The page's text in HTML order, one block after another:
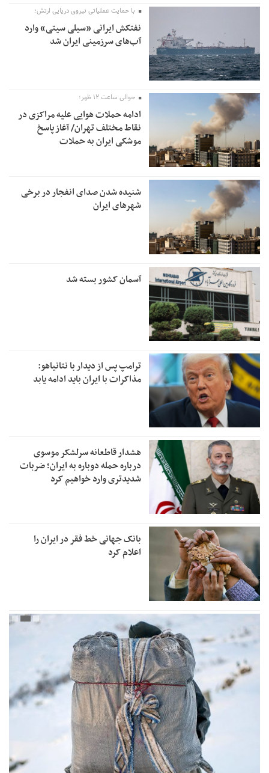
با حمایت عملیاتی نیروی دریایی ارتش؛
نفتکش ایرانی «سیلی سیتی» وارد
آب‌های سرزمینی ایران شد
حوالی ساعت ۱۲ ظهر؛
ادامه حملات هوایی علیه مراکزی در
نقاط مختلف تهران/ آغاز پاسخ
موشکی ایران به حملات
شنیده شدن صدای انفجار در برخی
شهرهای ایران
آسمان کشور بسته شد
ترامپ پس از دیدار با نتانیاهو:
مذاکرات با ایران باید ادامه یابد
هشدار قاطعانه سرلشکر موسوی
درباره حمله دوباره به ایران؛ ضربات
شدیدتری وارد خواهیم کرد
بانک جهانی خط فقر در ایران را
اعلام کرد